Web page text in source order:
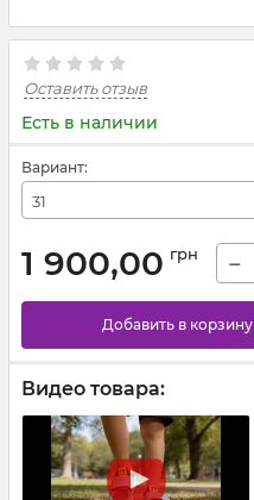
Оставить отзыв
Есть в наличии
Вариант:
31
1 900,00 грн −
Добавить в корзину
Видео товара: